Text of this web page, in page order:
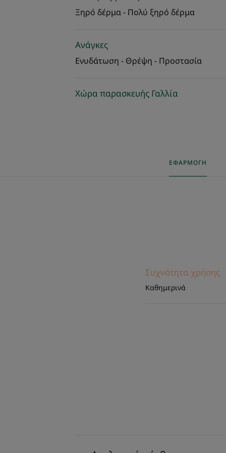
Ξηρό δέρμα - Πολύ ξηρό δέρμα
Ανάγκες
Ενυδάτωση - Θρέψη - Προστασία
Χώρα παρασκευής Γαλλία
ΕΦΑΡΜΟΓΉ
Συχνότητα χρήσης
Καθημερινά